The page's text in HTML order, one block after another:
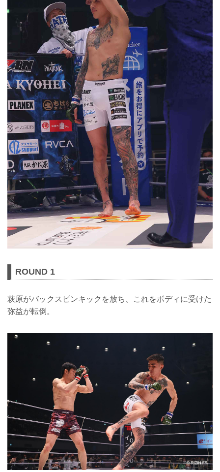
ROUND 1
萩原がバックスピンキックを放ち、これをボディに受けた
弥益が転倒。